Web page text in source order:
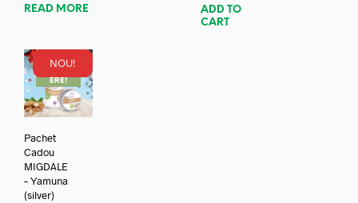
READ MORE
ADD TO
CART
NOU!
REDUC
ERE!
Pachet
Cadou
MIGDALE
– Yamuna
(silver)